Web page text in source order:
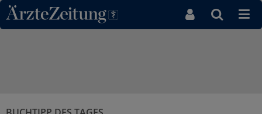
Direkt zum Inhaltsbereich